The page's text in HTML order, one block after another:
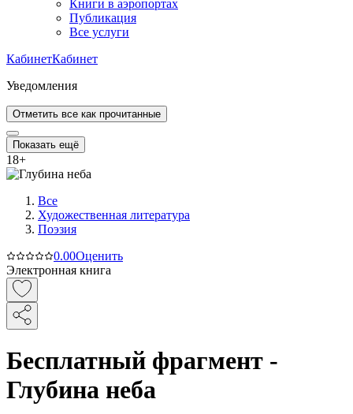
Книги в аэропортах
Публикация
Все услуги
КабинетКабинет
Уведомления
Отметить все как прочитанные
Показать ещё
18+
Все
Художественная литература
Поэзия
0.00Оценить
Электронная книга
Бесплатный фрагмент -
Глубина неба